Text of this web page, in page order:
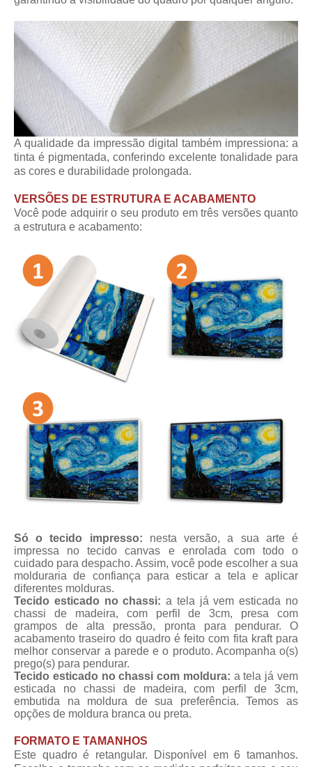
A qualidade da impressão digital também impressiona: a
tinta é pigmentada, conferindo excelente tonalidade para
as cores e durabilidade prolongada.
VERSÕES DE ESTRUTURA E ACABAMENTO
Você pode adquirir o seu produto em três versões quanto
a estrutura e acabamento:
Só o tecido impresso: nesta versão, a sua arte é
impressa no tecido canvas e enrolada com todo o
cuidado para despacho. Assim, você pode escolher a sua
molduraria de confiança para esticar a tela e aplicar
diferentes molduras.
Tecido esticado no chassi: a tela já vem esticada no
chassi de madeira, com perfil de 3cm, presa com
grampos de alta pressão, pronta para pendurar. O
acabamento traseiro do quadro é feito com fita kraft para
melhor conservar a parede e o produto. Acompanha o(s)
prego(s) para pendurar.
Tecido esticado no chassi com moldura: a tela já vem
esticada no chassi de madeira, com perfil de 3cm,
embutida na moldura de sua preferência. Temos as
opções de moldura branca ou preta.
FORMATO E TAMANHOS
Este quadro é retangular. Disponível em 6 tamanhos.